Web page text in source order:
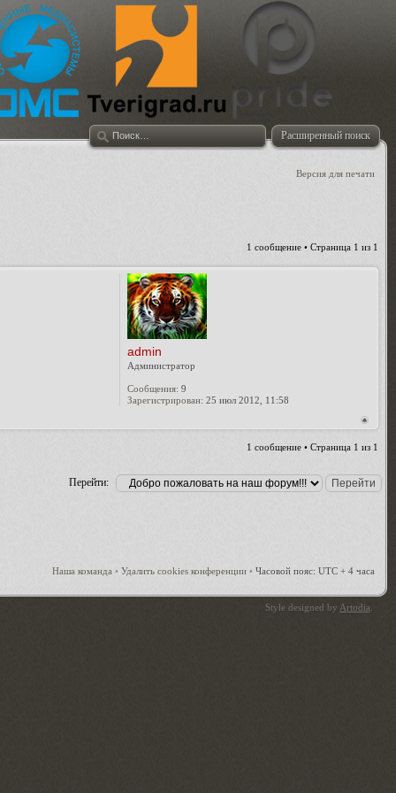
Расширенный поиск
Версия для печати
1 сообщение • Страница 1 из 1
admin
Администратор
Сообщения: 9
Зарегистрирован: 25 июл 2012, 11:58
1 сообщение • Страница 1 из 1
Перейти:
Наша команда • Удалить cookies конференции • Часовой пояс: UTC + 4 часа
Style designed by Artodia